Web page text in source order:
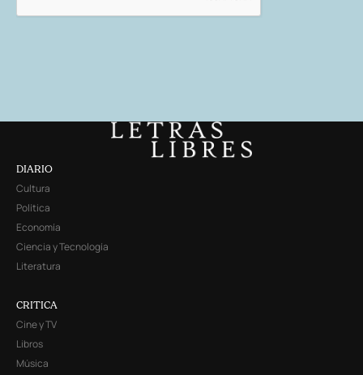
DIARIO
Cultura
Política
Economía
Ciencia y Tecnología
Literatura
CRITICA
Cine y TV
Libros
Música